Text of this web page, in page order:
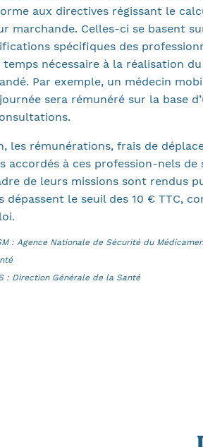
aux directives régissant le
marchande. Celles-ci se basent
spécifiques des
temps nécessaire à la réalisation
Par exemple, un médecin
sera rémunéré sur la base
les rémunérations, frais de
accordés à ces profession-nels de
de leurs missions sont rendus
dépassent le seuil des 10 € TTC,
: Agence Nationale de Sécurité du
: Direction Générale de la Santé